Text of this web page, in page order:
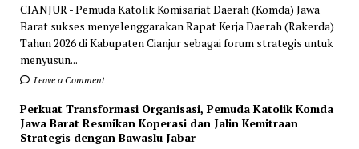
CIANJUR - Pemuda Katolik Komisariat Daerah (Komda) Jawa
Barat sukses menyelenggarakan Rapat Kerja Daerah (Rakerda)
Tahun 2026 di Kabupaten Cianjur sebagai forum strategis untuk
menyusun...
Leave a Comment
Perkuat Transformasi Organisasi, Pemuda Katolik Komda
Jawa Barat Resmikan Koperasi dan Jalin Kemitraan
Strategis dengan Bawaslu Jabar